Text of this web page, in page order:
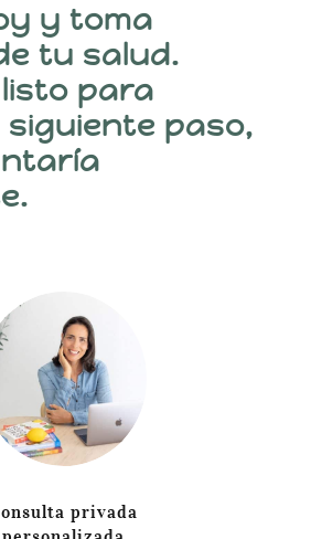
y toma
tu salud.
para
paso,
privada